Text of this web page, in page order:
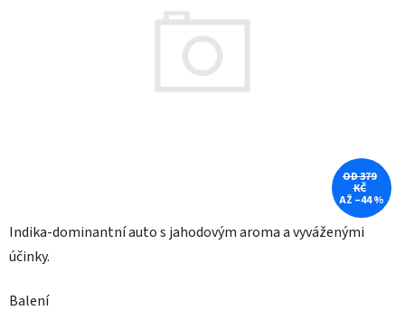
Indika-dominantní auto s jahodovým aroma a vyváženými
účinky.
Balení
OD 379
KČ
AŽ –44 %